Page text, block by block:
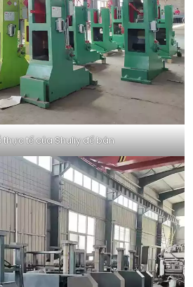
thực tế của Shuliy để bán